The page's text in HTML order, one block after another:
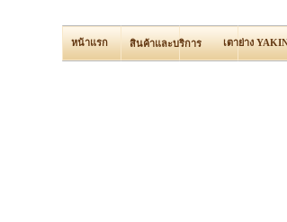
หน้าแรก สินค้าและบริการ เตาย่าง